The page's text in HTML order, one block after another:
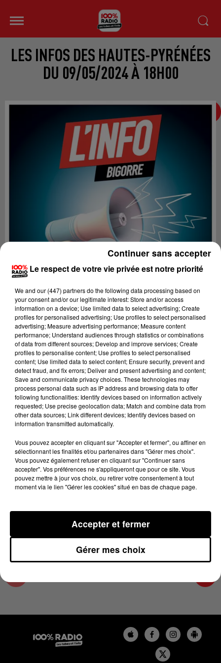
LES INFOS DES HAUTES-PYRÉNÉES
DU 09/05/2024 À 18H00
Lecture (3 min 6 sec)
100%
100% Radio les infos des Hautes-Pyrénées
9 mai 2024 - 3 min 6 sec
LES INFOS DES HAUTES-PYRÉNÉES DU
09/05/2024 À 18H00
Podcasts infos des Hautes-Pyrénées
Le respect de votre vie privée est notre priorité
We and our (447) partnersdo the following data processing based on
your consent and/or our legitimate interest: Store and/or access
information on a device; Use limited data to select advertising; Create
profiles for personalised advertising; Use profiles to select personalised
advertising; Measure advertising performance; Measure content
performance; Understand audiences through statistics or combinations
of data from different sources; Develop and improve services; Create
profiles to personalise content; Use profiles to select personalised
content; Use limited data to select content; Ensure security, prevent and
detect fraud, and fix errors; Deliver and present advertising and content;
Save and communicate privacy choices. These technologies may
process personal data such as IP address and browsing data to offer
following functionalities: Identify devices based on information actively
requested; Use precise geolocation data; Match and combine data from
other data sources; Link different devices; Identify devices based on
information transmitted automatically.
Vous pouvez accepter en cliquant sur "Accepter et fermer", ou affiner en
sélectionnant les finalités et/ou partenaires dans "Gérer mes choix".
Vous pouvez également refuser en cliquant sur "Continuer sans
accepter". Vos préférences ne s'appliqueront que pour ce site. Vous
pouvez mettre à jour vos choix, ou retirer votre consentement à tout
moment via le lien "Gérer les cookies" situé en bas de chaque page.
Gérer mes choix
Accepter et fermer
Continuer sans accepter